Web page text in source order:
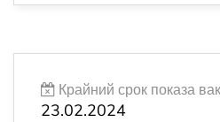
Крайний срок показа
23.02.2024